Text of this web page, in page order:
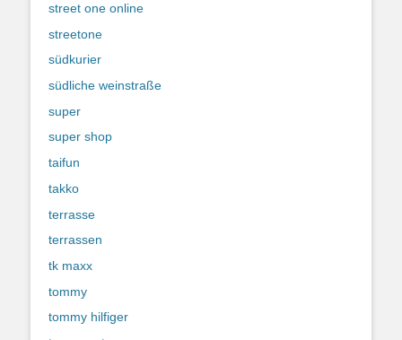
street one online
streetone
südkurier
südliche weinstraße
super
super shop
taifun
takko
terrasse
terrassen
tk maxx
tommy
tommy hilfiger